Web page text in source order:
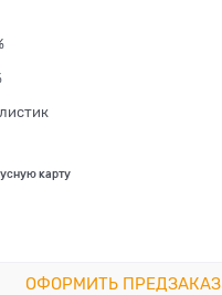
карту
ОФОРМИТЬ ПРЕДЗАКАЗ